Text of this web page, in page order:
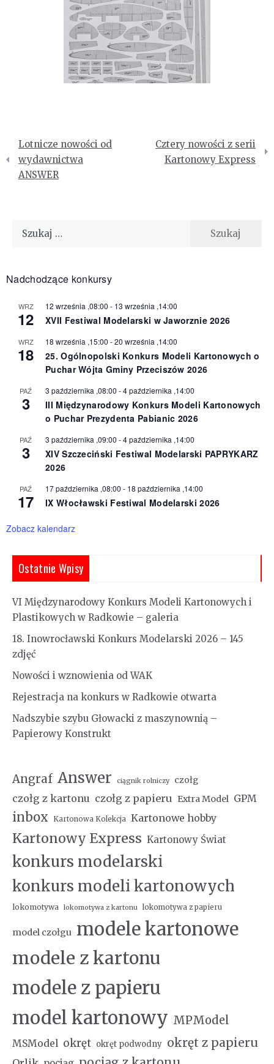
Nawigacja
wpisu
Lotnicze nowości od
wydawnictwa
ANSWER
Cztery nowości z serii
Kartonowy Express
Szukaj:
Nadchodzące konkursy
WRZ
12
12 września ,08:00 - 13 września ,14:00
XVII Festiwal Modelarski w Jaworznie 2026
WRZ
18
18 września ,15:00 -20 września ,14:00
25. Ogólnopolski Konkurs Modeli Kartonowych o
Puchar Wójta Gminy Przeciszów 2026
PAŹ
3
3 października ,08:00 -4 października ,14:00
III Międzynarodowy Konkurs Modeli Kartonowych
o Puchar Prezydenta Pabianic 2026
PAŹ
3
3 października ,09:00 -4 października ,14:00
XIV Szczeciński Festiwal Modelarski PAPRYKARZ
2026
PAŹ
17
17 października ,08:00 - 18 października ,14:00
IX Włocławski Festiwal Modelarski 2026
Zobacz kalendarz
Ostatnie Wpisy
VI Międzynarodowy Konkurs Modeli Kartonowych i
Plastikowych w Radkowie – galeria
18. Inowrocławski Konkurs Modelarski 2026 – 145
zdjęć
Nowości i wznowienia od WAK
Rejestracja na konkurs w Radkowie otwarta
Nadszybie szybu Głowacki z maszynownią –
Papierowy Konstrukt
Angraf Answer ciągnik rolniczy czołg
czołg z kartonu czołg z papieru Extra Model GPM
inbox Kartonowa Kolekcja Kartonowe hobby
Kartonowy Express Kartonowy Świat
konkurs modelarski
konkurs modeli kartonowych
lokomotywa lokomotywa z kartonu lokomotywa z papieru
model czołgu modele kartonowe
modele z kartonu
modele z papieru
model kartonowy MPModel
MSModel okręt okręt podwodny okręt z papieru